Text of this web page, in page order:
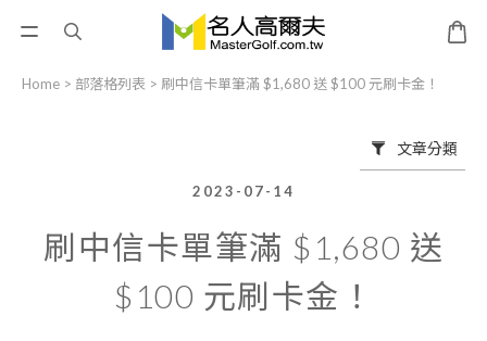
Home > 部落格列表 > 刷中信卡單筆滿 $1,680 送 $100 元刷卡金！
文章分類
2023-07-14
刷中信卡單筆滿 $1,680 送
$100 元刷卡金！